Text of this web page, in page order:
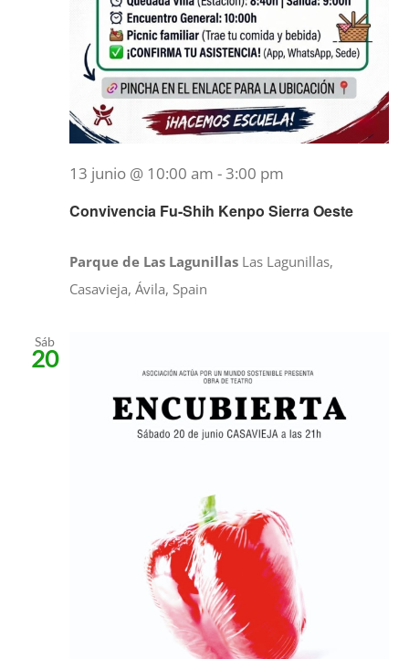
Convivencia Fu-Shih Kenpo Sierra Oeste
13 junio @ 10:00 am -3:00 pm
Parque de Las Lagunillas Las Lagunillas,
Casavieja, Ávila, Spain
Sáb
20